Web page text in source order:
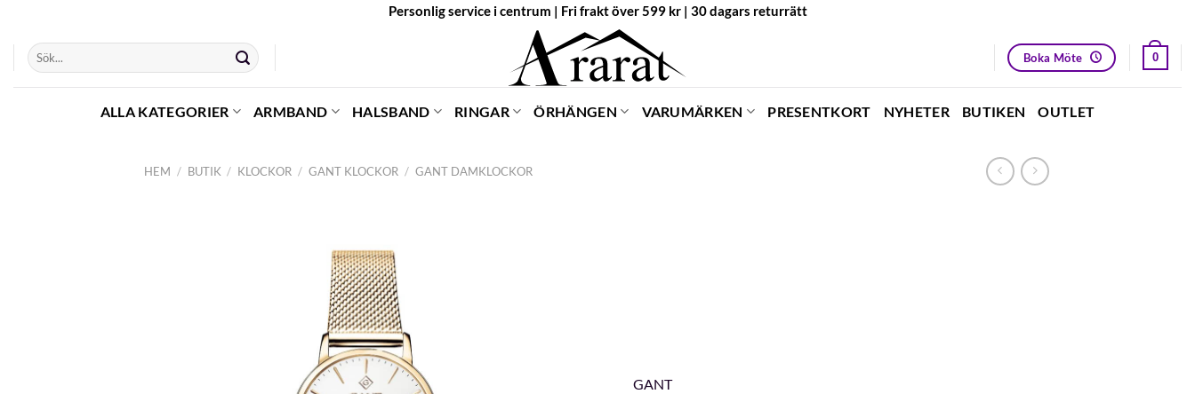
content
Personlig service i centrum | Fri frakt över 599 kr | 30 dagars returrätt
Sök
efter:
Boka Möte 0
ALLA KATEGORIER ARMBAND HALSBAND RINGAR ÖRHÄNGEN VARUMÄRKEN PRESENTKORT NYHETER BUTIKEN OUTLET
HEM / BUTIK / KLOCKOR / GANT KLOCKOR / GANT DAMKLOCKOR
GANT